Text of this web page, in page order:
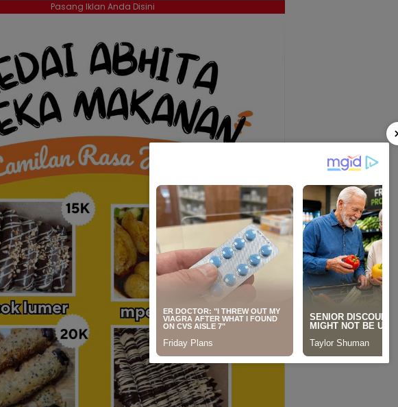
Pasang Iklan Anda Disini